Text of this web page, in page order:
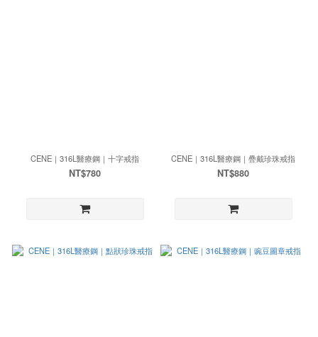
CENE｜316L醫療鋼｜十字戒指
NT$780
CENE｜316L醫療鋼｜疊戴珍珠戒指
NT$880